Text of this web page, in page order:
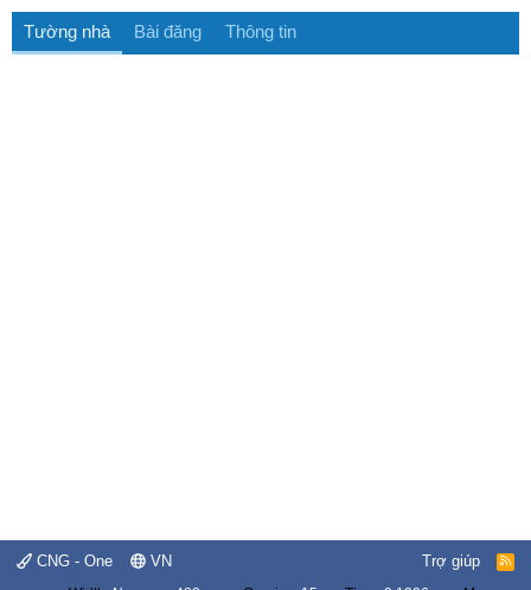
Tường nhà Bài đăng Thông tin
CNG - One VN Trợ giúp
R